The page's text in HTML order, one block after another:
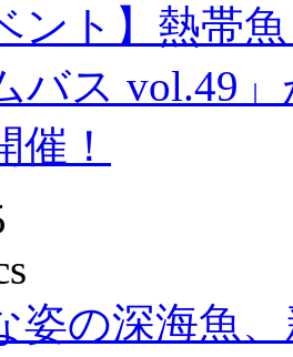
ント】熱帯
バス vol.49
催！
姿の深海魚